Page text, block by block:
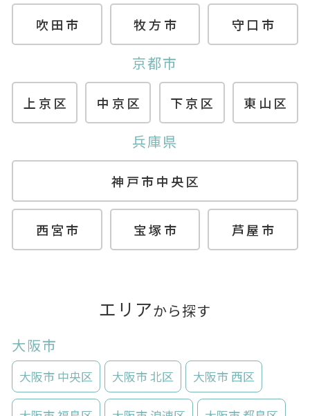
吹田市 牧方市 守口市
京都市
上京区 中京区 下京区 東山区
兵庫県
神戸市中央区
西宮市 宝塚市 芦屋市
エリアから探す
大阪市
大阪市 中央区 大阪市 北区 大阪市 西区